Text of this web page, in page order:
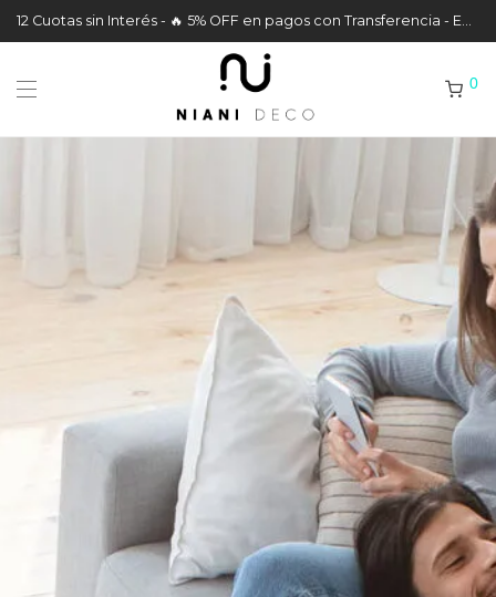
12 Cuotas sin Interés - 🔥 5% OFF en pagos con Transferencia - Envíos a todo el País
0